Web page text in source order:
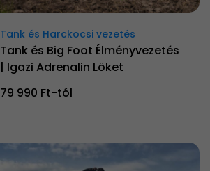
Tank és Harckocsi vezetés
Tank és Big Foot Élményvezetés
| Igazi Adrenalin Löket
79 990 Ft-tól